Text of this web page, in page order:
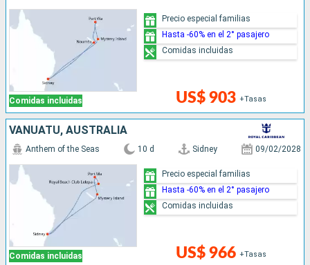
Comidas incluidas US$ 903 +Tasas
Precio especial familias
Hasta -60% en el 2° pasajero
Comidas incluidas
VANUATU, AUSTRALIA
Comidas incluidas
Anthem of the Seas 10 d Sidney 09/02/2028
US$ 966 +Tasas
Precio especial familias
Hasta -60% en el 2° pasajero
Comidas incluidas